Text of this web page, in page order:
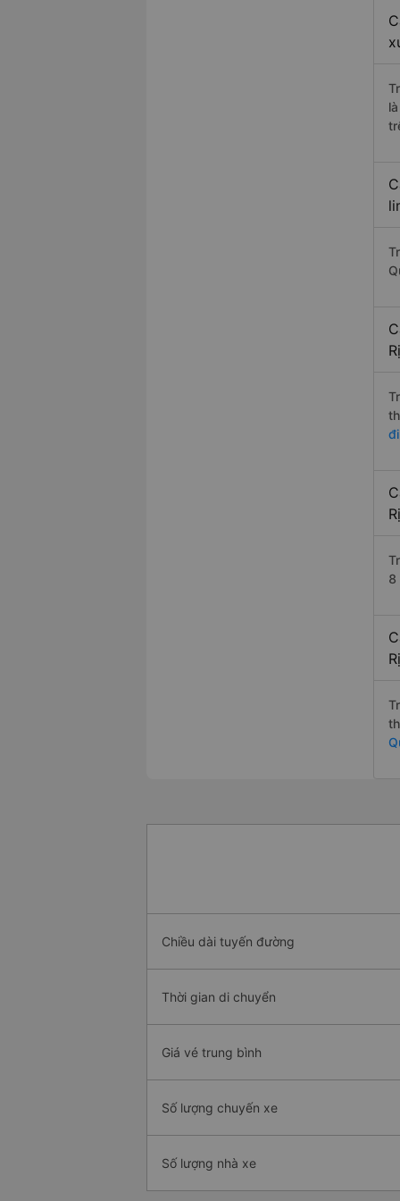
8
Chiều dài tuyến đường
Thời gian di chuyển
Giá vé trung bình
Số lượng chuyến xe
Số lượng nhà xe